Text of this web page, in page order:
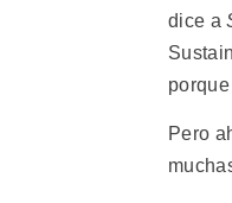
dice a
Pero